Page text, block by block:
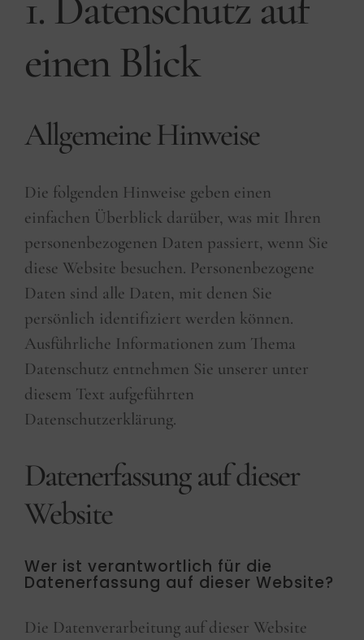
einen Blick
Allgemeine Hinweise
Die folgenden Hinweise geben einen
einfachen Überblick darüber, was mit Ihren
personenbezogenen Daten passiert, wenn Sie
diese Website besuchen. Personenbezogene
Daten sind alle Daten, mit denen Sie
persönlich identifiziert werden können.
Ausführliche Informationen zum Thema
Datenschutz entnehmen Sie unserer unter
diesem Text aufgeführten
Datenschutzerklärung.
Datenerfassung auf dieser
Website
Wer ist verantwortlich für die
Datenerfassung auf dieser Website?
Die Datenverarbeitung auf dieser Website